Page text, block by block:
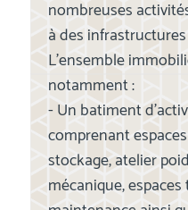
nombreuses
à des
L’ensemble
notamment :
- Un batiment
comprenant
stockage, atelier
mécanique,